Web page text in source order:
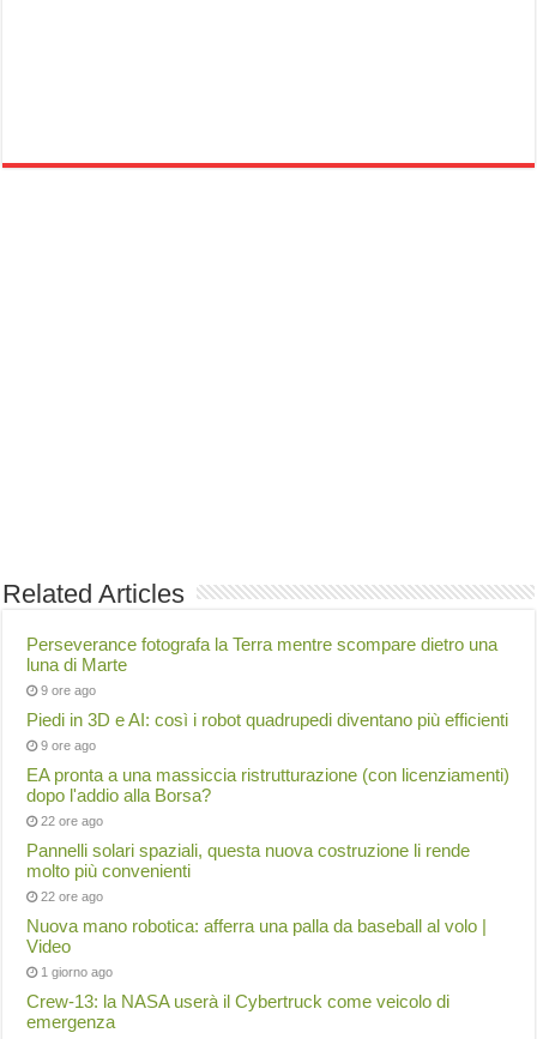
Related Articles
Perseverance fotografa la Terra mentre scompare dietro una
luna di Marte
9 ore ago
Piedi in 3D e AI: così i robot quadrupedi diventano più efficienti
9 ore ago
EA pronta a una massiccia ristrutturazione (con licenziamenti)
dopo l'addio alla Borsa?
22 ore ago
Pannelli solari spaziali, questa nuova costruzione li rende
molto più convenienti
22 ore ago
Nuova mano robotica: afferra una palla da baseball al volo |
Video
1 giorno ago
Crew-13: la NASA userà il Cybertruck come veicolo di
emergenza